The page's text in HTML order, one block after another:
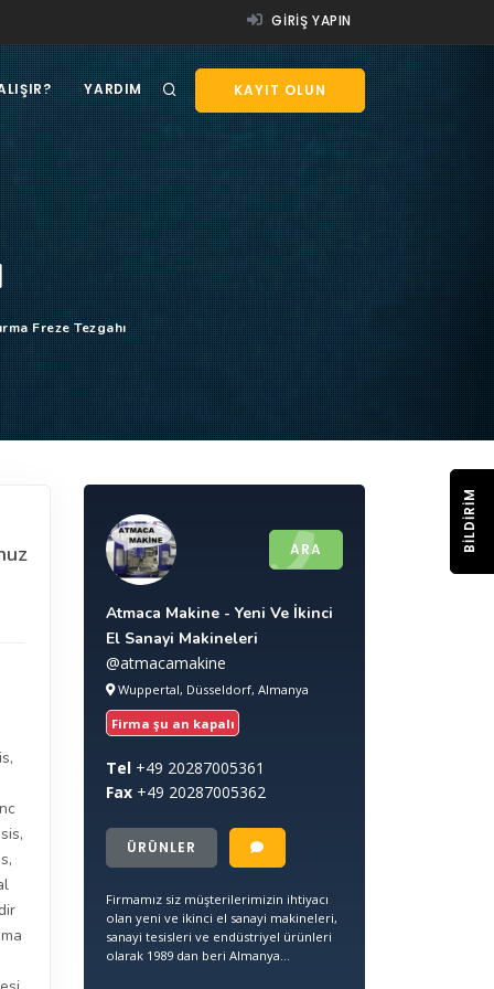
GIRIŞ YAPIN
KAYIT OLUN
YARDIM
Freze Tezgahı
,
,
,
ARA
Atmaca Makine - Yeni Ve İkinci
El Sanayi Makineleri
@atmacamakine
Wuppertal, Düsseldorf, Almanya
Firma şu an kapalı
Tel +49 20287005361
Fax +49 20287005362
ÜRÜNLER
Firmamız siz müşterilerimizin ihtiyacı
olan yeni ve ikinci el sanayi makineleri,
sanayi tesisleri ve endüstriyel ürünleri
olarak 1989 dan beri Almanya...
BILDIRIM